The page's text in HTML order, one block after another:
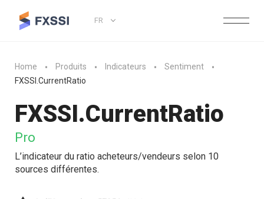
FR
Home Produits Indicateurs
Sentiment
FXSSI.CurrentRatio
FXSSI.CurrentRatio
Pro
L’indicateur du ratio acheteurs/vendeurs selon 10
sources différentes.